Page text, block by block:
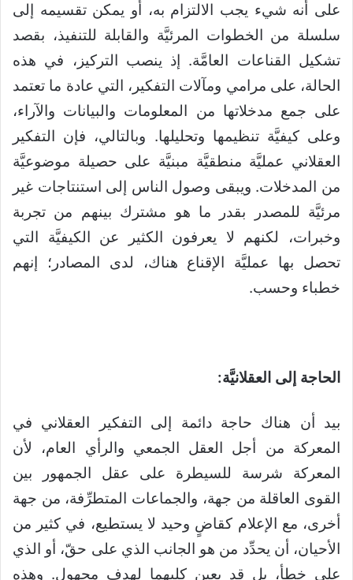
على أنه شيء يجب الالتزام به، أو يمكن تقسيمه إلى
سلسلة من الخطوات المرئيَّة والقابلة للتنفيذ، بقصد
تشكيل القناعات العامَّة. إذ ينصب التركيز، في هذه
الحالة، على مرامي ومآلات التفكير، التي عادة ما تعتمد
على جمع مدخلاتها من المعلومات والبيانات والآراء،
وعلى كيفيَّة تنظيمها وتحليلها. وبالتالي، فإن التفكير
العقلاني عمليَّة منطقيَّة مبنيَّة على حصيلة موضوعيَّة
من المدخلات. ويبقى وصول الناس إلى استنتاجات غير
مرئيَّة للمصدر بقدر ما هو مشترك بينهم من تجربة
وخبرات، لكنهم لا يعرفون الكثير عن الكيفيَّة التي
تحصل بها عمليَّة الإقناع هناك، لدى المصادر؛ إنهم
خطباء وحسب.
الحاجة إلى العقلانيَّة:
بيد أن هناك حاجة دائمة إلى التفكير العقلاني في
المعركة من أجل العقل الجمعي والرأي العام، لأن
المعركة شرسة للسيطرة على عقل الجمهور بين
القوى العاقلة من جهة، والجماعات المتطرِّفة، من جهة
أخرى، مع الإعلام كقاضٍ وحيد لا يستطيع، في كثير من
الأحيان، أن يحدِّد من هو الجانب الذي على حقّ، أو الذي
على خطأ، بل قد يعين كليهما لهدف مجهول. وهذه